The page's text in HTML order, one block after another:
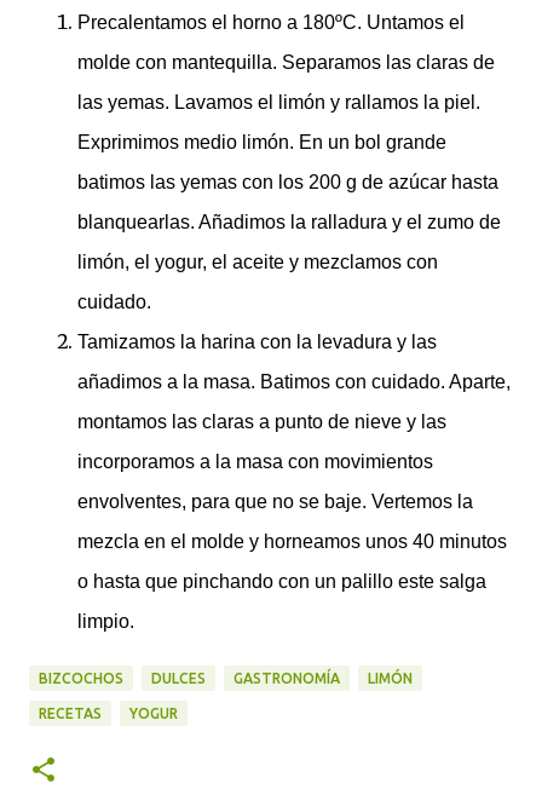
Precalentamos el horno a 180ºC. Untamos el
molde con mantequilla. Separamos las claras de
las yemas. Lavamos el limón y rallamos la piel.
Exprimimos medio limón. En un bol grande
batimos las yemas con los 200 g de azúcar hasta
blanquearlas. Añadimos la ralladura y el zumo de
limón, el yogur, el aceite y mezclamos con
cuidado.
Tamizamos la harina con la levadura y las
añadimos a la masa. Batimos con cuidado. Aparte,
montamos las claras a punto de nieve y las
incorporamos a la masa con movimientos
envolventes, para que no se baje. Vertemos la
mezcla en el molde y horneamos unos 40 minutos
o hasta que pinchando con un palillo este salga
limpio.
BIZCOCHOS DULCES GASTRONOMÍA LIMÓN
RECETAS YOGUR